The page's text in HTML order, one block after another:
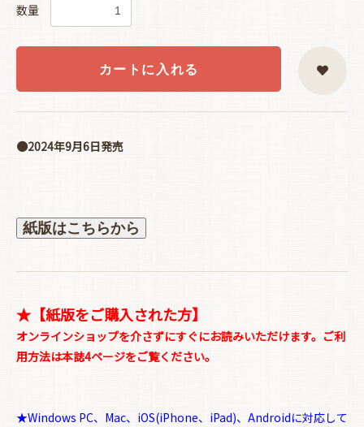
数量
カートに入れる
●2024年9月6日発売
紙版はこちらから
★【紙版をご購入された方】
オンラインショップを介さずにすぐにお読みいただけます。ご利
用方法は本誌4ページをご覧ください。
★Windows PC、Mac、iOS(iPhone、iPad)、Androidに対応して